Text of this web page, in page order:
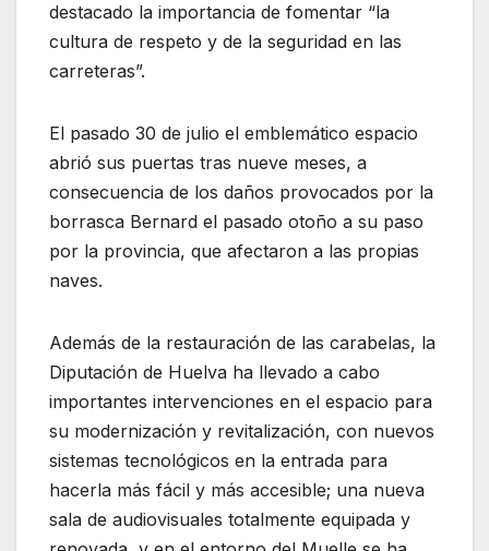
destacado la importancia de fomentar “la
cultura de respeto y de la seguridad en las
carreteras”.
El pasado 30 de julio el emblemático espacio
abrió sus puertas tras nueve meses, a
consecuencia de los daños provocados por la
borrasca Bernard el pasado otoño a su paso
por la provincia, que afectaron a las propias
naves.
Además de la restauración de las carabelas, la
Diputación de Huelva ha llevado a cabo
importantes intervenciones en el espacio para
su modernización y revitalización, con nuevos
sistemas tecnológicos en la entrada para
hacerla más fácil y más accesible; una nueva
sala de audiovisuales totalmente equipada y